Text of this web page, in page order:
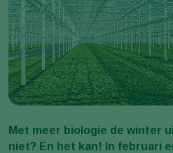
Met meer biologie de winter
niet? En het kan! In februari